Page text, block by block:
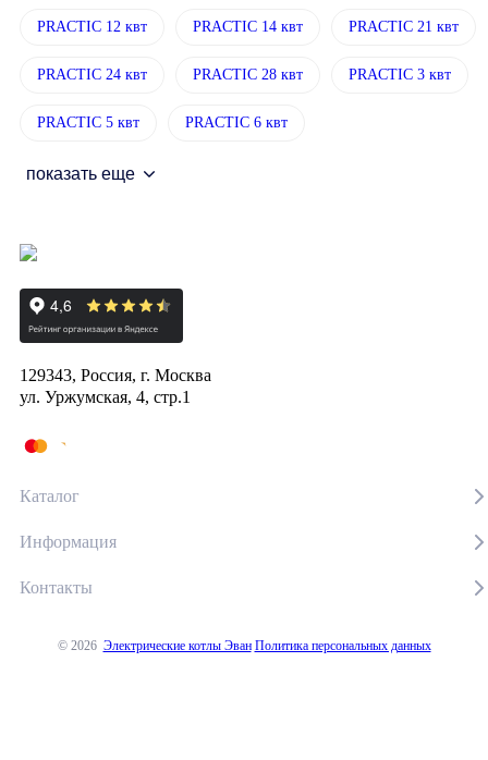
PRACTIC 12 квт PRACTIC 14 квт PRACTIC 21 квт
PRACTIC 24 квт PRACTIC 28 квт PRACTIC 3 квт
PRACTIC 5 квт PRACTIC 6 квт
показать еще
129343, Россия, г. Москва
ул. Уржумская, 4, стр.1
Каталог
Информация
Контакты
© 2026 Электрические котлы Эван Политика персональных данных